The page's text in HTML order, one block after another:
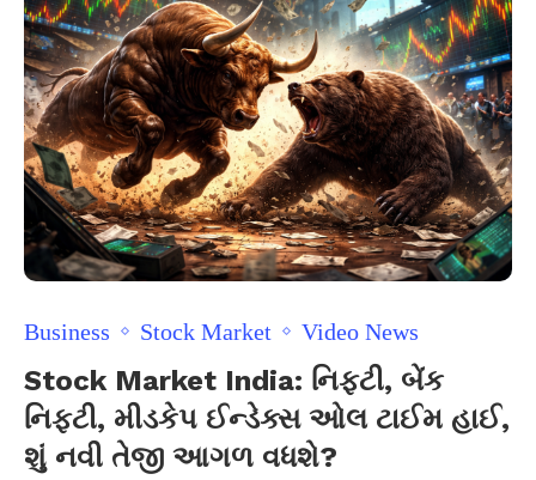
Business Stock Market Video News
Stock Market India: નિફ્ટી, બેંક
નિફ્ટી, મીડકેપ ઈન્ડેક્સ ઓલ ટાઈમ હાઈ,
શું નવી તેજી આગળ વધશે?